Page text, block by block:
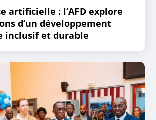
artificielle : l’AFD explore
d’un développement
inclusif et durable